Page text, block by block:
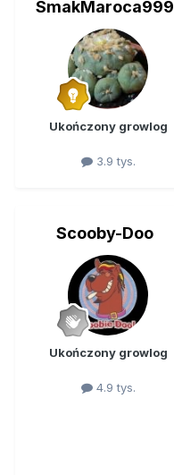
SmakMaroca999
Ukończony growlog
3.9 tys.
Scooby-Doo
Ukończony growlog
4.9 tys.